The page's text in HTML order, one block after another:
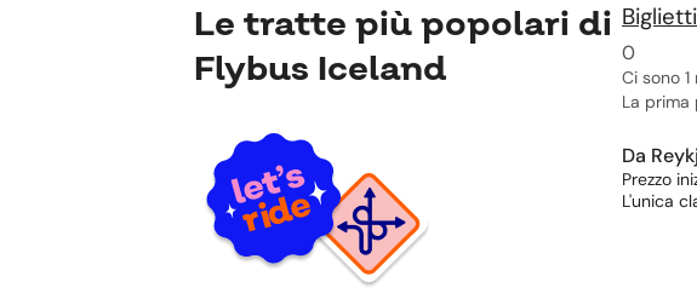
Le tratte più popolari di
Flybus Iceland
0
Ci sono
La
Da
Prezzo
L'unica